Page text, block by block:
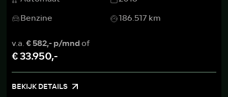
Benzine
186.517 km
v.a.€ 582,- p/mndof
€ 33.950,-
BEKIJK DETAILS